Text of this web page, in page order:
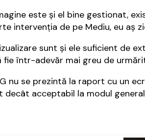
este și el bine gestionat,
intervenția de pe Mediu, eu aș
sunt și ele suficient de
fie într-adevăr mai greu de
nu se prezintă la raport cu un
decât acceptabil la modul